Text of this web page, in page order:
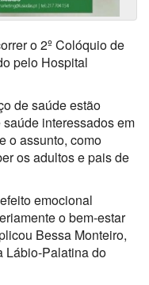
o 2º Colóquio de
pelo Hospital
de saúde estão
interessados em
o assunto, como
os adultos e pais de
emocional
o bem-estar
Bessa Monteiro,
Lábio-Palatina do